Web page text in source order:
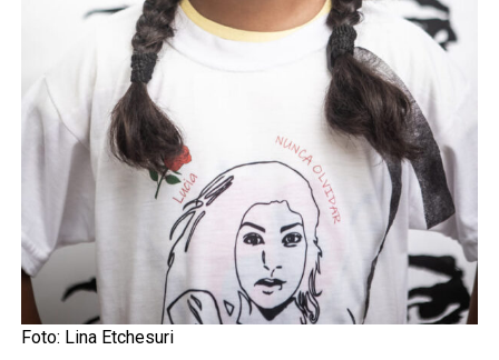
Foto: Lina Etchesuri